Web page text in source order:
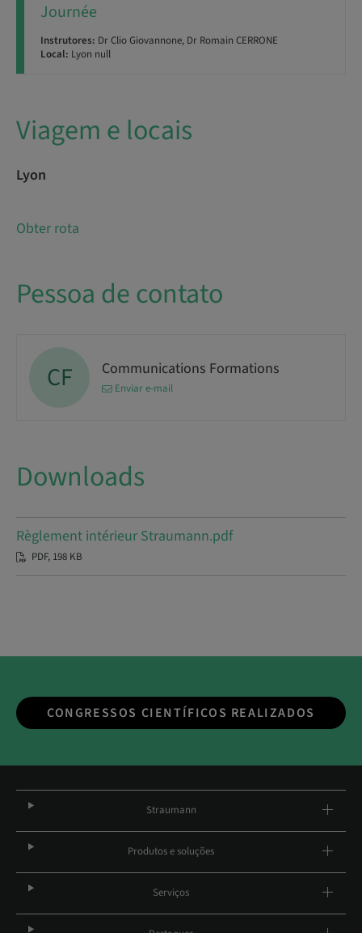
Journée
Instrutores: Dr Clio Giovannone, Dr Romain CERRONE
Local: Lyon null
Viagem e locais
Lyon
Obter rota
Pessoa de contato
CF Communications Formations
Enviar e-mail
Downloads
Règlement intérieur Straumann.pdf
PDF, 198 KB
CONGRESSOS CIENTÍFICOS REALIZADOS
Straumann
Produtos e soluções
Serviços